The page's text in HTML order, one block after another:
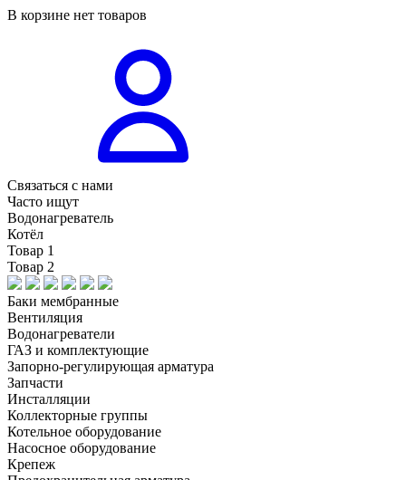
В корзине нет товаров
Связаться с нами
Часто ищут
Водонагреватель
Котёл
Товар 1
Товар 2
Баки мембранные
Вентиляция
Водонагреватели
ГАЗ и комплектующие
Запорно-регулирующая арматура
Запчасти
Инсталляции
Коллекторные группы
Котельное оборудование
Насосное оборудование
Крепеж